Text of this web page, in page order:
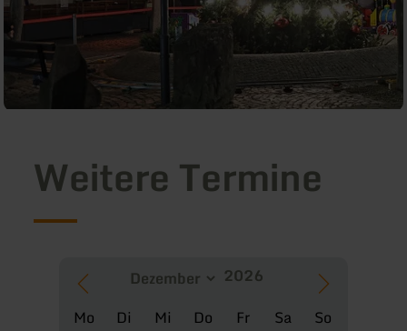
Weitere Termine
Mo Di Mi Do Fr Sa So